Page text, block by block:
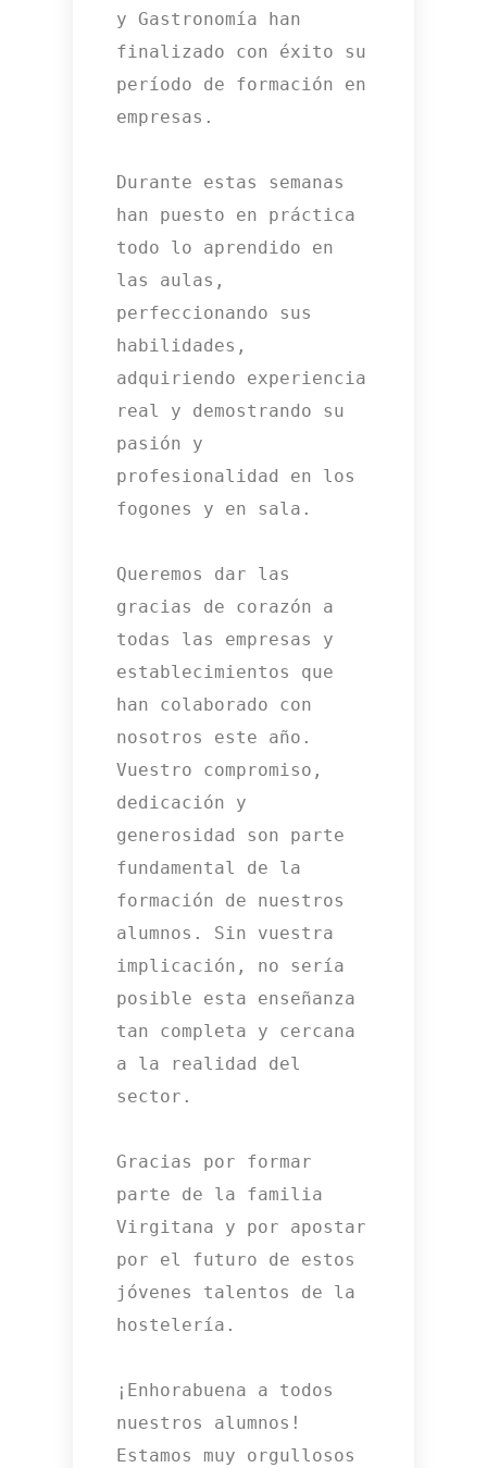
y Gastronomía han
finalizado con éxito su
período de formación en
empresas.
Durante estas semanas
han puesto en práctica
todo lo aprendido en
las aulas,
perfeccionando sus
habilidades,
adquiriendo experiencia
real y demostrando su
pasión y
profesionalidad en los
fogones y en sala.
Queremos dar las
gracias de corazón a
todas las empresas y
establecimientos que
han colaborado con
nosotros este año.
Vuestro compromiso,
dedicación y
generosidad son parte
fundamental de la
formación de nuestros
alumnos. Sin vuestra
implicación, no sería
posible esta enseñanza
tan completa y cercana
a la realidad del
sector.
Gracias por formar
parte de la familia
Virgitana y por apostar
por el futuro de estos
jóvenes talentos de la
hostelería.
¡Enhorabuena a todos
nuestros alumnos!
Estamos muy orgullosos